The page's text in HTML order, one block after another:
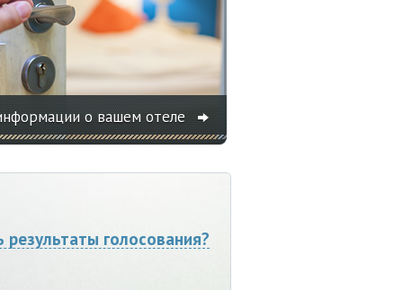
о вашем отеле
результаты голосования?